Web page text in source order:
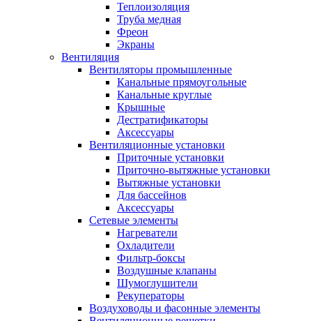
Теплоизоляция
Труба медная
Фреон
Экраны
Вентиляция
Вентиляторы промышленные
Канальные прямоугольные
Канальные круглые
Крышные
Дестратификаторы
Аксессуары
Вентиляционные установки
Приточные установки
Приточно-вытяжные установки
Вытяжные установки
Для бассейнов
Аксессуары
Сетевые элементы
Нагреватели
Охладители
Фильтр-боксы
Воздушные клапаны
Шумоглушители
Рекуператоры
Воздуховоды и фасонные элементы